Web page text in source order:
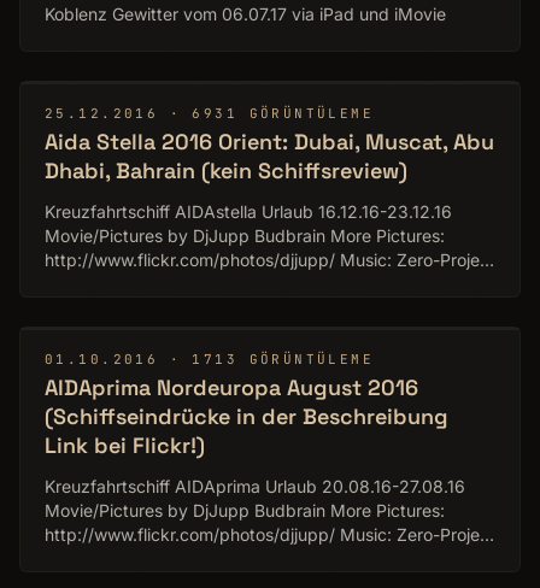
Koblenz Gewitter vom 06.07.17 via iPad und iMovie
▶
25.12.2016 · 6931 GÖRÜNTÜLEME
Aida Stella 2016 Orient: Dubai, Muscat, Abu
Dhabi, Bahrain (kein Schiffsreview)
Kreuzfahrtschiff AIDAstella Urlaub 16.12.16-23.12.16
Movie/Pictures by DjJupp Budbrain More Pictures:
http://www.flickr.com/photos/djjupp/ Music: Zero-Project
▶
01.10.2016 · 1713 GÖRÜNTÜLEME
AIDAprima Nordeuropa August 2016
(Schiffseindrücke in der Beschreibung
Link bei Flickr!)
Kreuzfahrtschiff AIDAprima Urlaub 20.08.16-27.08.16
Movie/Pictures by DjJupp Budbrain More Pictures:
http://www.flickr.com/photos/djjupp/ Music: Zero-Project